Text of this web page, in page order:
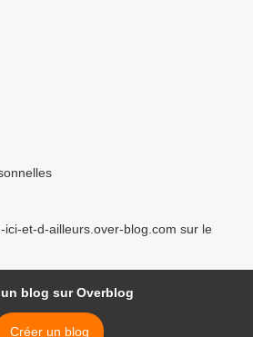
ici-et-d-ailleurs.over-blog.com sur le
un blog sur Overblog
Créer un blog